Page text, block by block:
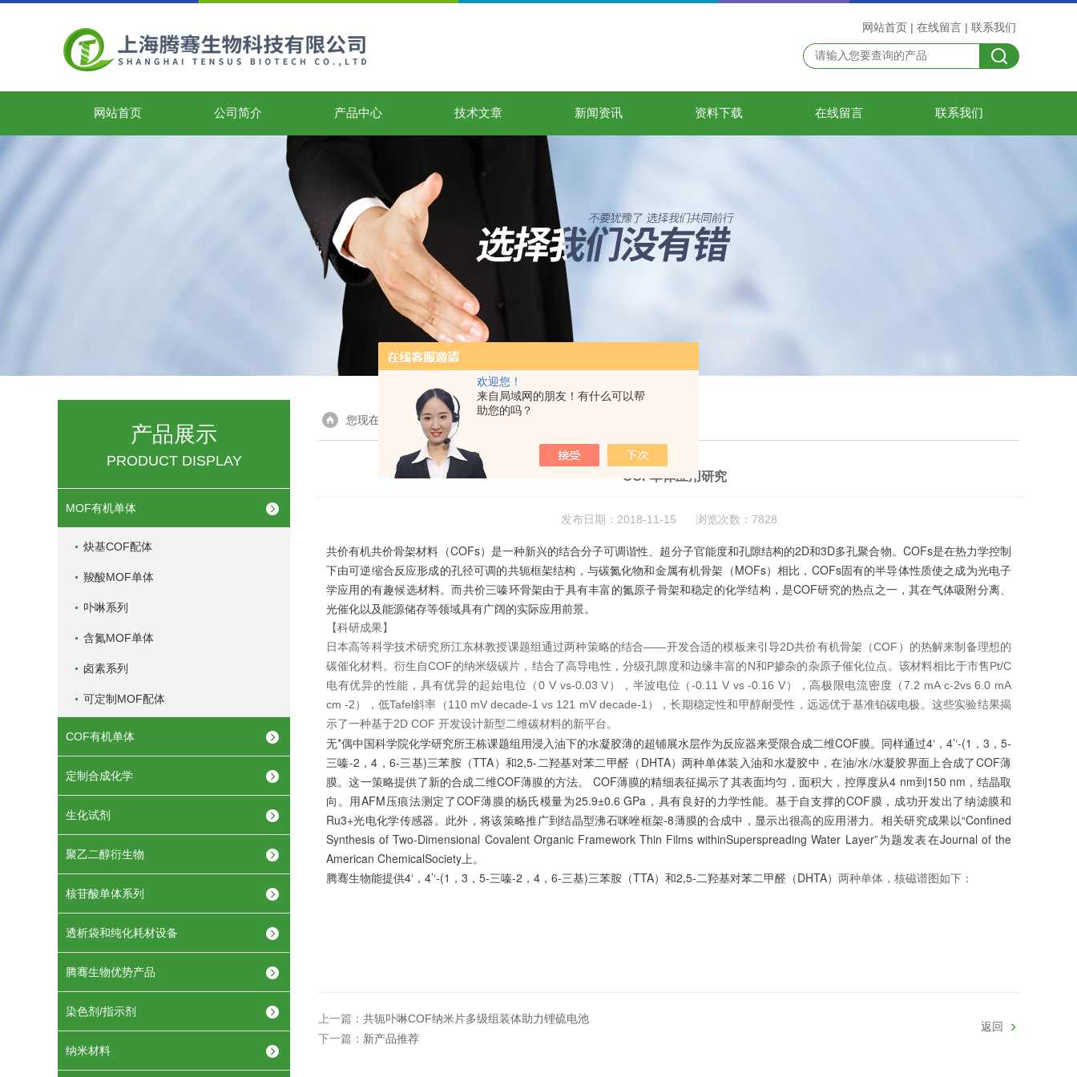
欢迎您！
来自局域网的朋友！有什么可以帮
助您的吗？
网站首页 | 在线留言 | 联系我们
网站首页 公司简介 产品中心 技术文章 新闻资讯 资料下载 在线留言 联系我们
产品展示
PRODUCT DISPLAY
MOF有机单体
炔基COF配体
羧酸MOF单体
卟啉系列
含氮MOF单体
卤素系列
可定制MOF配体
COF有机单体
定制合成化学
生化试剂
聚乙二醇衍生物
核苷酸单体系列
透析袋和纯化耗材设备
腾骞生物优势产品
染色剂/指示剂
纳米材料
您现在的位置：首页> 技术文章 > COF单体应用研究
COF单体应用研究
发布日期：2018-11-15 浏览次数：7828
共价有机共价骨架材料（COFs）是一种新兴的结合分子可调谐性、超分子官能度和孔隙结构的2D和3D多孔聚合物。COFs是在热力学控制
下由可逆缩合反应形成的孔径可调的共轭框架结构，与碳氮化物和金属有机骨架（MOFs）相比，COFs固有的半导体性质使之成为光电子
学应用的有趣候选材料。而共价三嗪环骨架由于具有丰富的氮原子骨架和稳定的化学结构，是COF研究的热点之一，其在气体吸附分离、
光催化以及能源储存等领域具有广阔的实际应用前景。
【科研成果】
日本高等科学技术研究所江东林教授课题组通过两种策略的结合——开发合适的模板来引导2D共价有机骨架（COF）的热解来制备理想的
碳催化材料。衍生自COF的纳米级碳片，结合了高导电性，分级孔隙度和边缘丰富的N和P掺杂的杂原子催化位点。该材料相比于市售Pt/C
电有优异的性能，具有优异的起始电位（0 V vs-0.03 V），半波电位（-0.11 V vs -0.16 V），高极限电流密度（7.2 mA c-2vs 6.0 mA
cm -2），低Tafel斜率（110 mV decade-1 vs 121 mV decade-1），长期稳定性和甲醇耐受性，远远优于基准铂碳电极。这些实验结果揭
示了一种基于2D COF 开发设计新型二维碳材料的新平台。
无*偶中国科学院化学研究所王栋课题组用浸入油下的水凝胶薄的超铺展水层作为反应器来受限合成二维COF膜。同样通过4‘，4’‘-(1，3，5-
三嗪-2，4，6-三基)三苯胺（TTA）和2,5-二羟基对苯二甲醛（DHTA）两种单体装入油和水凝胶中，在油/水/水凝胶界面上合成了COF薄
膜。这一策略提供了新的合成二维COF薄膜的方法。 COF薄膜的精细表征揭示了其表面均匀，面积大，控厚度从4 nm到150 nm，结晶取
向。用AFM压痕法测定了COF薄膜的杨氏模量为25.9±0.6 GPa，具有良好的力学性能。基于自支撑的COF膜，成功开发出了纳滤膜和
Ru3+光电化学传感器。此外，将该策略推广到结晶型沸石咪唑框架-8薄膜的合成中，显示出很高的应用潜力。相关研究成果以“Confined
Synthesis of Two-Dimensional Covalent Organic Framework Thin Films withinSuperspreading Water Layer”为题发表在Journal of the
American ChemicalSociety上。
腾骞生物能提供4‘，4’‘-(1，3，5-三嗪-2，4，6-三基)三苯胺（TTA）和2,5-二羟基对苯二甲醛（DHTA） 两种单体，核磁谱图如下：
上一篇： 共轭卟啉COF纳米片多级组装体助力锂硫电池
下一篇： 新产品推荐
返回